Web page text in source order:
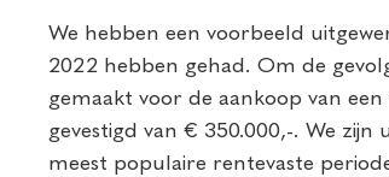
We hebben een voorbeeld
2022 hebben gehad. Om de
gemaakt voor de aankoop van
gevestigd van € 350.000,-. We
meest populaire rentevaste